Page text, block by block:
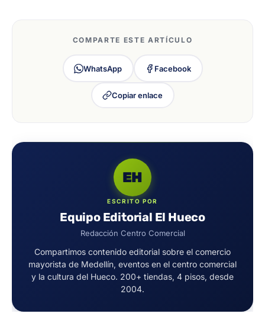
COMPARTE ESTE ARTÍCULO
WhatsApp Facebook
Copiar enlace
EH
ESCRITO POR
Equipo Editorial El Hueco
Redacción Centro Comercial
Compartimos contenido editorial sobre el comercio
mayorista de Medellín, eventos en el centro comercial
y la cultura del Hueco. 200+ tiendas, 4 pisos, desde
2004.